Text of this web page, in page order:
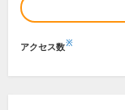
アクセス数※